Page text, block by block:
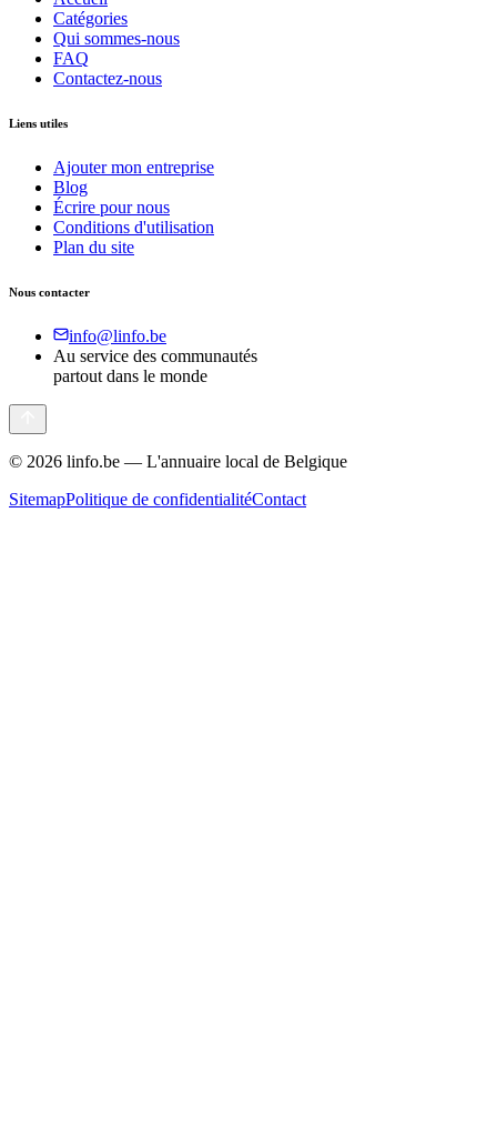
Catégories
Qui sommes-nous
FAQ
Contactez-nous
Liens utiles
Ajouter mon entreprise
Blog
Écrire pour nous
Conditions d'utilisation
Plan du site
Nous contacter
info@linfo.be
Au service des communautés
partout dans le monde
© 2026 linfo.be — L'annuaire local de Belgique
SitemapPolitique de confidentialitéContact